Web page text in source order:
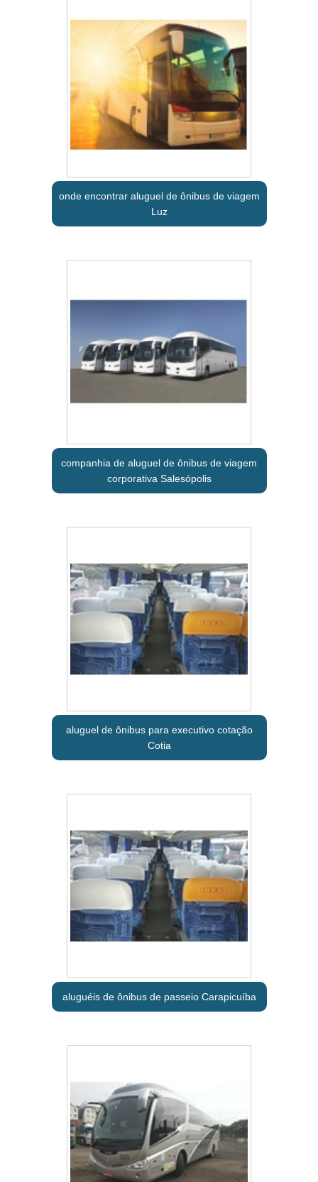
onde encontrar aluguel de ônibus de viagem
Luz
companhia de aluguel de ônibus de viagem
corporativa Salesópolis
aluguel de ônibus para executivo cotação
Cotia
aluguéis de ônibus de passeio Carapicuíba